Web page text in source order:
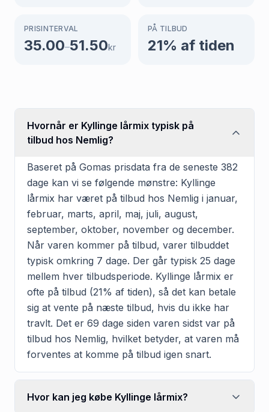
PRISINTERVAL
35.00–51.50kr
PÅ TILBUD
21% af tiden
Hvornår er Kyllinge lårmix typisk på
tilbud hos Nemlig?
Baseret på Gomas prisdata fra de seneste 382
dage kan vi se følgende mønstre: Kyllinge
lårmix har været på tilbud hos Nemlig i januar,
februar, marts, april, maj, juli, august,
september, oktober, november og december.
Når varen kommer på tilbud, varer tilbuddet
typisk omkring 7 dage. Der går typisk 25 dage
mellem hver tilbudsperiode. Kyllinge lårmix er
ofte på tilbud (21% af tiden), så det kan betale
sig at vente på næste tilbud, hvis du ikke har
travlt. Det er 69 dage siden varen sidst var på
tilbud hos Nemlig, hvilket betyder, at varen må
forventes at komme på tilbud igen snart.
Hvor kan jeg købe Kyllinge lårmix?